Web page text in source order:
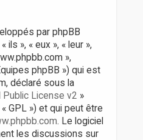
par phpBB
», « eux », « leur »,
»,
phpBB ») qui est
déclaré sous la
Public License v2 »
GPL ») et qui peut être
. Le logiciel
les discussions sur